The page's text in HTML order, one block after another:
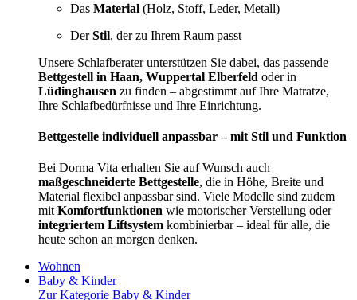
Das Material (Holz, Stoff, Leder, Metall)
DerStil, der zu Ihrem Raum passt
Unsere Schlafberater unterstützen Sie dabei, das passende
Bettgestell in Haan, Wuppertal Elberfeld oder in
Lüdinghausen zu finden – abgestimmt auf Ihre Matratze,
Ihre Schlafbedürfnisse und Ihre Einrichtung.
Bettgestelle individuell anpassbar – mit Stil und Funktion
Bei Dorma Vita erhalten Sie auf Wunsch auch
maßgeschneiderte Bettgestelle, die in Höhe, Breite und
Material flexibel anpassbar sind. Viele Modelle sind zudem
mit Komfortfunktionen wie motorischer Verstellung oder
integriertem Liftsystem kombinierbar – ideal für alle, die
heute schon an morgen denken.
Wohnen
Baby & Kinder
Zur Kategorie Baby & Kinder